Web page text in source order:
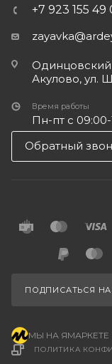
+7 923 155 49
Одинцовский
Акулово, ул.
Время работы
Пн-пт с 09:00-
Обратный
ПОЛИТИКА
ПОДПИСАТЬСЯ
МЫ НА ЯМАРКЕТЕ